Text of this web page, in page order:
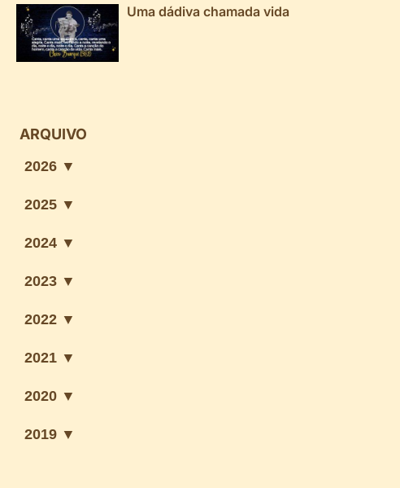
Uma dádiva chamada vida
ARQUIVO
2026 ▼
2025 ▼
2024 ▼
2023 ▼
2022 ▼
2021 ▼
2020 ▼
2019 ▼